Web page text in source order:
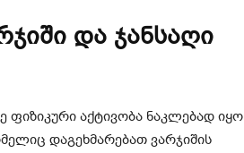
და ჯანსაღი
ფიზიკური აქტივობა ნაკლებად იყო
დაგეხმარებათ ვარჯიშის